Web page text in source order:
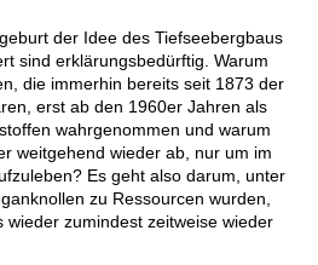
der Idee des Tiefseebergbaus
sind erklärungsbedürftig. Warum
die immerhin bereits seit 1873 der
erst ab den 1960er Jahren als
wahrgenommen und warum
weitgehend wieder ab, nur um im
Es geht also darum, unter
zu Ressourcen wurden,
zumindest zeitweise wieder